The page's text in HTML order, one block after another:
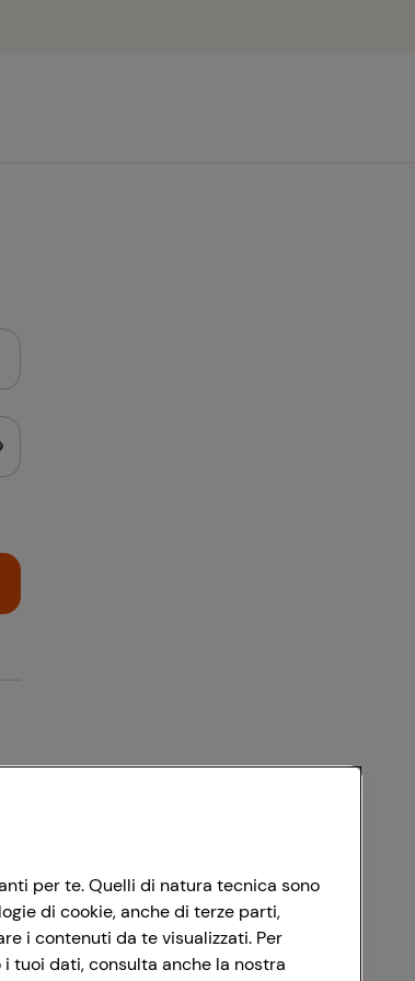
per te. Quelli di natura tecnica sono
di cookie, anche di terze parti,
i contenuti da te visualizzati. Per
tuoi dati, consulta anche la nostra